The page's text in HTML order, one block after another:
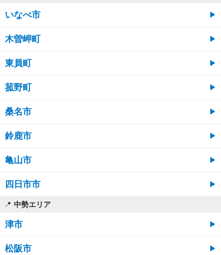
いなべ市
木曽岬町
東員町
菰野町
桑名市
鈴鹿市
亀山市
四日市市
中勢エリア
津市
松阪市